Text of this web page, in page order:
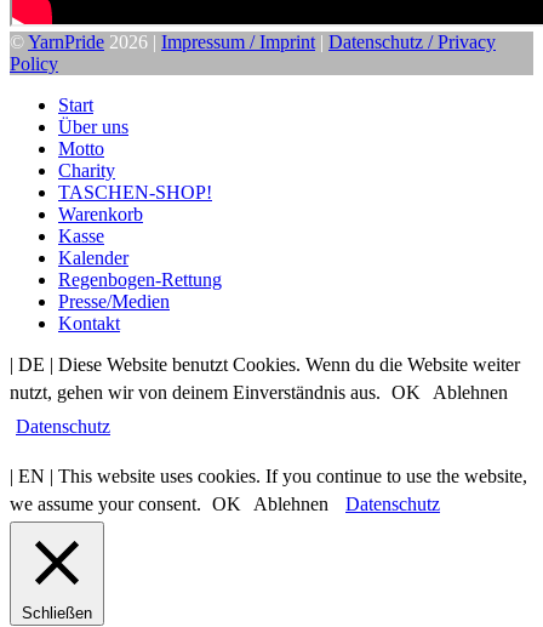
©YarnPride 2026 | Impressum / Imprint | Datenschutz / Privacy
Policy
Start
Über uns
Motto
Charity
TASCHEN-SHOP!
Warenkorb
Kasse
Kalender
Regenbogen-Rettung
Presse/Medien
Kontakt
| DE | Diese Website benutzt Cookies. Wenn du die Website weiter
nutzt, gehen wir von deinem Einverständnis aus. OK
Ablehnen
Datenschutz
| EN | This website uses cookies. If you continue to use the website,
we assume your consent. OK Ablehnen Datenschutz
Schließen